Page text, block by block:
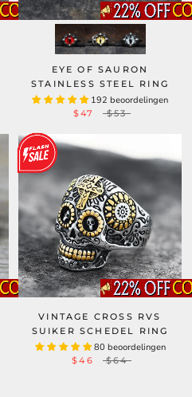
EYE OF SAURON
STAINLESS STEEL RING
192 beoordelingen
$47 $53
VINTAGE CROSS RVS
SUIKER SCHEDEL RING
80 beoordelingen
$46 $64